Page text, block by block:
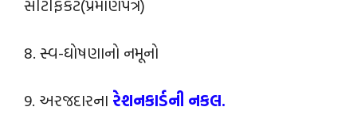
સર્ટિફિકેટ(પ્રમાણપત્ર)
8. સ્વ-ઘોષણાનો નમૂનો
9. અરજદારના રેશનકાર્ડની નકલ.